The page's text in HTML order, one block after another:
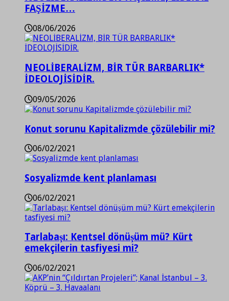
FAŞİZME…
08/06/2026
NEOLİBERALİZM, BİR TÜR BARBARLIK*
İDEOLOJİSİDİR.
09/05/2026
Konut sorunu Kapitalizmde çözülebilir mi?
06/02/2021
Sosyalizmde kent planlaması
06/02/2021
Tarlabaşı: Kentsel dönüşüm mü? Kürt
emekçilerin tasfiyesi mi?
06/02/2021